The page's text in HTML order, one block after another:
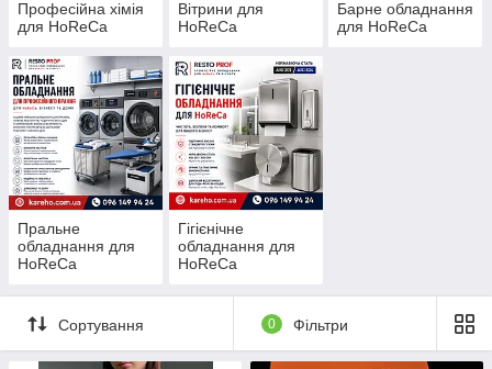
Професійна хімія
для HoReCa
Вітрини для
HoReCa
Барне обладнання
для HoReCa
Пральне
обладнання для
HoReCa
Гігієнічне
обладнання для
HoReCa
Сортування 0 Фільтри